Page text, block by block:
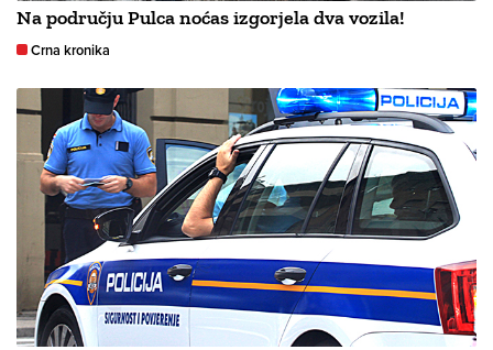
Na području Pulca noćas izgorjela dva vozila!
Crna kronika